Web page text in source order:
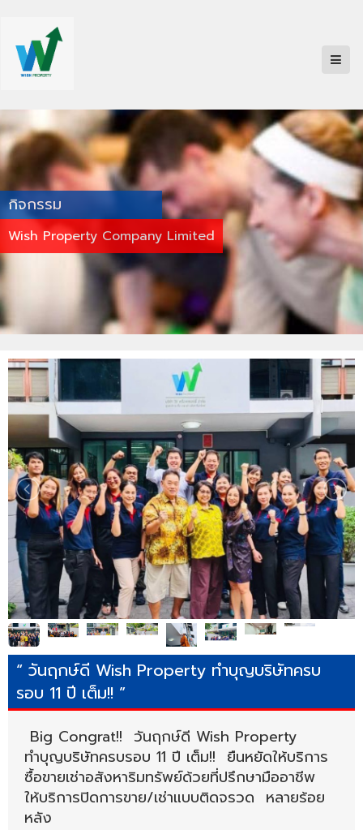
กิจกรรม
Wish Property Company Limited
“ วันฤกษ์ดี Wish Property ทำบุญบริษัทครบ
รอบ 11 ปี เต็ม!! ”
Big Congrat!! วันฤกษ์ดี Wish Property
ทำบุญบริษัทครบรอบ 11 ปี เต็ม!! ยืนหยัดให้บริการ
ซื้อขายเช่าอสังหาริมทรัพย์ด้วยที่ปรึกษามืออาชีพ
ให้บริการปิดการขาย/เช่าแบบติดจรวด หลายร้อย
หลัง